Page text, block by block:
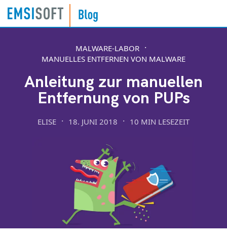
MALWARE-LABOR
MANUELLES ENTFERNEN VON MALWARE
Anleitung zur manuellen
Entfernung von PUPs
ELISE 18. JUNI 2018 10 MIN LESEZEIT